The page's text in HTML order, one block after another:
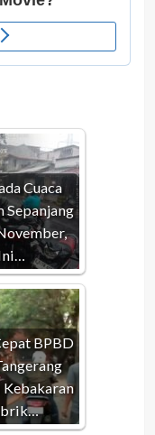
Cuaca
Sepanjang
BPBD
Kebakaran